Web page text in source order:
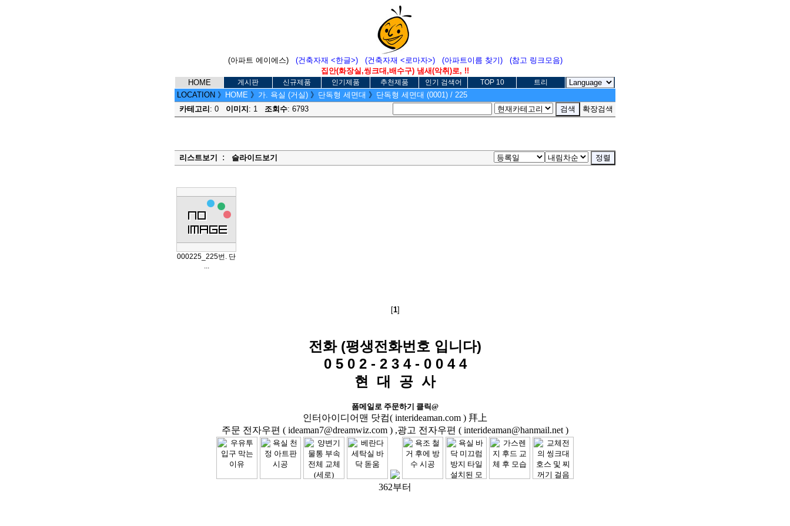
(아파트 에이에스) (건축자재 <한글>) (건축자재 <로마자>) (아파트이름 찾기)
(참고 링크모음)
집안(화장실,씽크대,배수구) 냄새(악취)로, !!
HOME
게시판 신규제품 인기제품 추천제품 인기 검색어 TOP 10 트리
LOCATION 》 HOME 》 가. 욕실 (거실) 》 단독형 세면대 》 단독형 세면대 (0001) / 225
카테고리 : 0 이미지 : 1 조회수: 6793 확장검색
리스트보기 : 슬라이드보기
000225_225번. 단
...
[1]
전화 (평생전화번호 입니다)
0 5 0 2 - 2 3 4 - 0 0 4 4
현 대 공 사
폼메일로 주문하기 클릭@
인터아이디어맨 닷컴( interideaman.com ) 拜上
주문 전자우편 ( ideaman7@dreamwiz.com ) ,광고 전자우편 ( interideaman@hanmail.net )
362부터